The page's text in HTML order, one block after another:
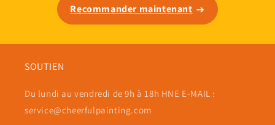
Recommander maintenant
SOUTIEN
Du lundi au vendredi de 9h à 18h HNE E-MAIL :
service@cheerfulpainting.com